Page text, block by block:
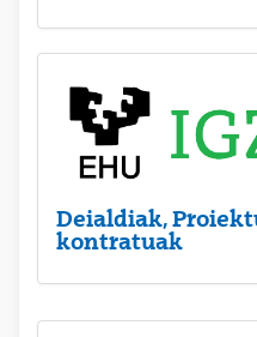
Deialdiak,
kontratuak